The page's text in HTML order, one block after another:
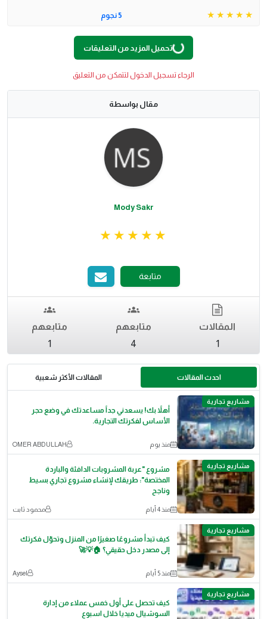
5 نجوم
L
O
A
D
I
N
G
.
.
. تحميل المزيد من التعليقات
الرجاء تسجيل الدخول لتتمكن من التعليق
مقال بواسطة
Mody Sakr
متابعة
المقالات
1
متابعهم
4
متابعهم
1
احدث المقالات المقالات الأكثر شعبية
مشاريع تجارية
أهلاً بك! يسعدني جداً مساعدتك في وضع حجر
الأساس لفكرتك التجارية.
منذ يوم OMER ABDULLAH
مشاريع تجارية
مشروع "عربة المشروبات الدافئة والباردة
المختصة": طريقك لإنشاء مشروع تجاري بسيط
وناجح
منذ 4 أيام محمود ثابت
مشاريع تجارية
كيف تبدأ مشروعًا صغيرًا من المنزل وتحوّل فكرتك
إلى مصدر دخل حقيقي؟ 🏠💡🚀
منذ 5 أيام Aysel
مشاريع تجارية
كيف تحصل على أول خمس عملاء من إدارة
السوشيال ميديا خلال اسبوع